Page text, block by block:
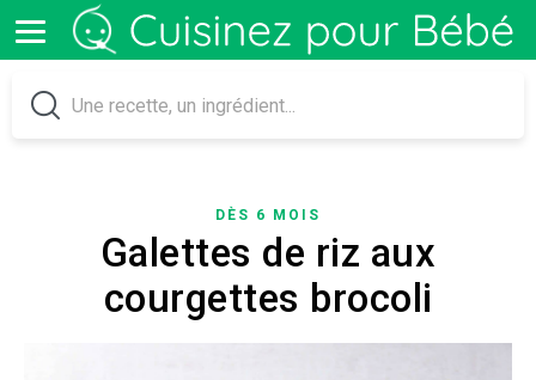
DÈS 6 MOIS
Galettes de riz aux
courgettes brocoli